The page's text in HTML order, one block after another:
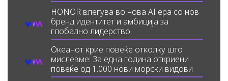
HONOR влегува во нова AI ера со нов
бренд идентитет и амбиција за
глобално лидерство
Океанот крие повеќе отколку што
мислевме: За една година откриени
повеќе од 1.000 нови морски видови